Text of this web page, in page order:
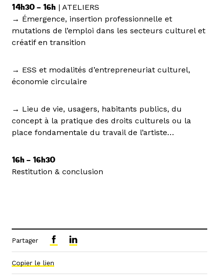
14h30 – 16h | ATELIERS
→ Émergence, insertion professionnelle et
mutations de l’emploi dans les secteurs culturel et
créatif en transition
→ ESS et modalités d’entrepreneuriat culturel,
économie circulaire
→ Lieu de vie, usagers, habitants publics, du
concept à la pratique des droits culturels ou la
place fondamentale du travail de l’artiste…
16h – 16h30
Restitution & conclusion
Partager
Copier le lien